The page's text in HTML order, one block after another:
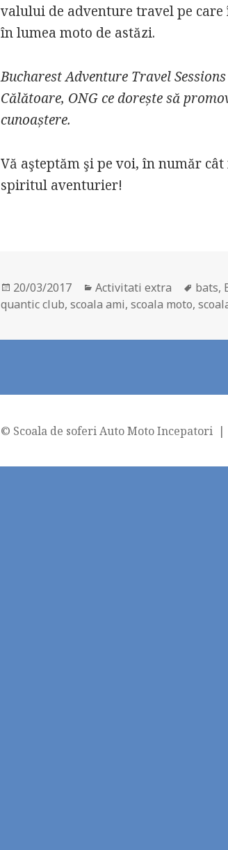
valului de adventure travel pe
în lumea moto de astăzi.
Bucharest Adventure Travel
Călătoare, ONG ce dorește să
cunoaștere.
Vă aşteptăm şi pe voi, în număr
spiritul aventurier!
Posted
on
20/03/2017 Categories
Activitati extra Tags
bats,
quantic club,scoala ami,scoala moto,
© Scoala de soferi Auto Moto Incepatori